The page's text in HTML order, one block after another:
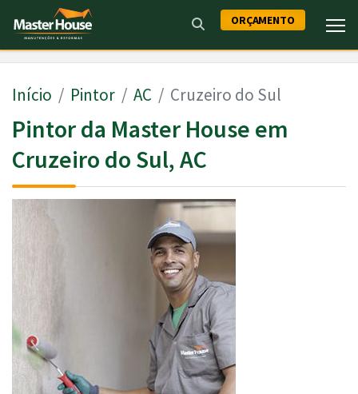
ORÇAMENTO
Início Pintor AC Cruzeiro do Sul
Pintor da Master House em
Cruzeiro do Sul, AC